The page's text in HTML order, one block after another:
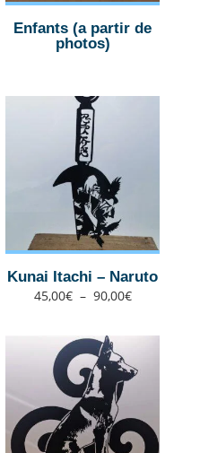
Enfants (a partir de
photos)
Kunai Itachi – Naruto
45,00€ – 90,00€Plage
de